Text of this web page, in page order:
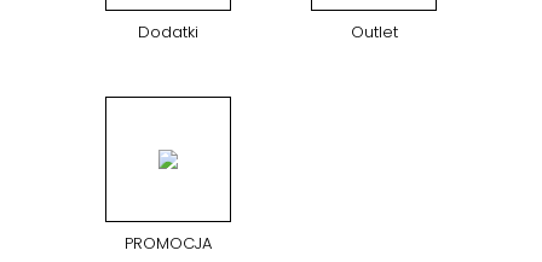
Dodatki Outlet
PROMOCJA